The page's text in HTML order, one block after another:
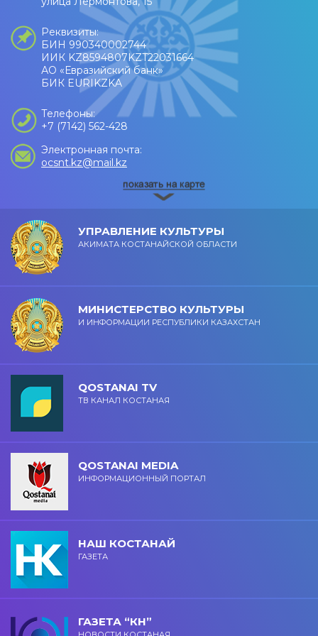
Реквизиты:
БИН 990340002744
ИИК KZ8594807KZT22031664
АО «Евразийский банк»
БИК EURIKZKA
Телефоны:
+7 (7142) 562-428
Электронная почта:
ocsnt.kz@mail.kz
УПРАВЛЕНИЕ КУЛЬТУРЫ
АКИМАТА КОСТАНАЙСКОЙ ОБЛАСТИ
МИНИСТЕРСТВО КУЛЬТУРЫ
И ИНФОРМАЦИИ РЕСПУБЛИКИ КАЗАХСТАН
QOSTANAI TV
ТВ КАНАЛ КОСТАНАЯ
QOSTANAI MEDIA
ИНФОРМАЦИОННЫЙ ПОРТАЛ
НАШ КОСТАНАЙ
ГАЗЕТА
ГАЗЕТА “КН”